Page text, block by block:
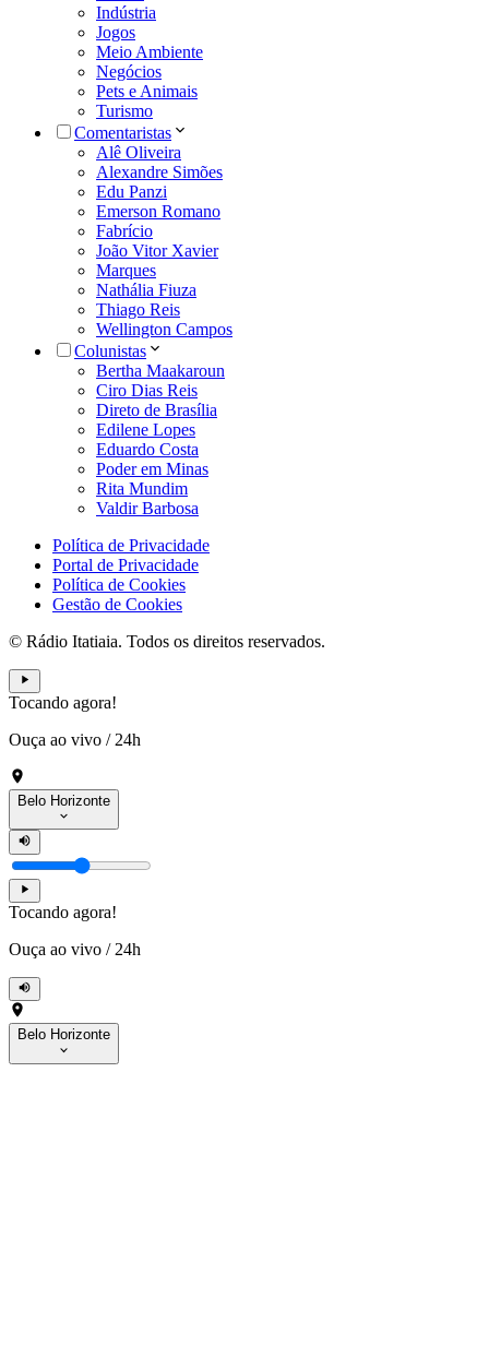
Indústria
Jogos
Meio Ambiente
Negócios
Pets e Animais
Turismo
Comentaristas
Alê Oliveira
Alexandre Simões
Edu Panzi
Emerson Romano
Fabrício
João Vitor Xavier
Marques
Nathália Fiuza
Thiago Reis
Wellington Campos
Colunistas
Bertha Maakaroun
Ciro Dias Reis
Direto de Brasília
Edilene Lopes
Eduardo Costa
Poder em Minas
Rita Mundim
Valdir Barbosa
Política de Privacidade
Portal de Privacidade
Política de Cookies
Gestão de Cookies
© Rádio Itatiaia. Todos os direitos reservados.
Tocando agora!
Ouça ao vivo / 24h
Belo Horizonte
Tocando agora!
Ouça ao vivo / 24h
Belo Horizonte